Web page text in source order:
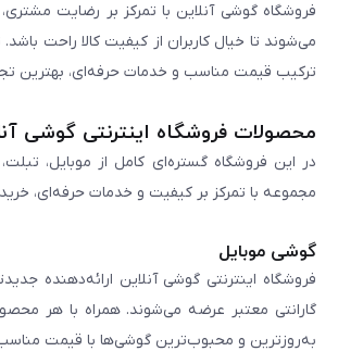
فروشگاه گوشی آنلاین با تمرکز بر رضایت
می‌شوند تا خیال کاربران از کیفیت کالا راحت
ترکیب قیمت مناسب و خدمات حرفه‌ای، بهترین
محصولات فروشگاه اینترنتی گوشی
در این فروشگاه گستره‌ای کامل از موبایل،
مجموعه با تمرکز بر کیفیت و خدمات حرفه‌ای،
گوشی موبایل
فروشگاه اینترنتی گوشی آنلاین ارائه‌دهنده
گارانتی معتبر عرضه می‌شوند. همراه با هر
به‌روزترین و محبوب‌ترین گوشی‌ها با قیمت